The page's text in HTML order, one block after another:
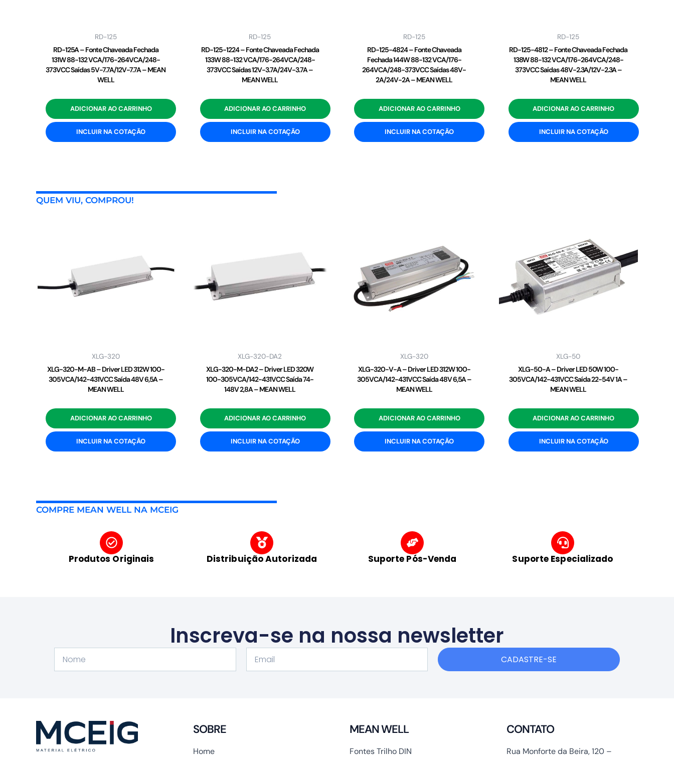
RD-125
RD-125A – Fonte Chaveada Fechada
131W 88-132 VCA/176-264VCA/248-
373VCC Saídas 5V-7.7A/12V-7.7A – MEAN
WELL
ADICIONAR AO CARRINHO
INCLUIR NA COTAÇÃO
RD-125
RD-125-1224 – Fonte Chaveada Fechada
133W 88-132 VCA/176-264VCA/248-
373VCC Saídas 12V-3.7A/24V-3.7A –
MEAN WELL
ADICIONAR AO CARRINHO
INCLUIR NA COTAÇÃO
RD-125
RD-125-4824 – Fonte Chaveada
Fechada 144W 88-132 VCA/176-
264VCA/248-373VCC Saídas 48V-
2A/24V-2A – MEAN WELL
ADICIONAR AO CARRINHO
INCLUIR NA COTAÇÃO
RD-125
RD-125-4812 – Fonte Chaveada Fechada
138W 88-132 VCA/176-264VCA/248-
373VCC Saídas 48V-2.3A/12V-2.3A –
MEAN WELL
ADICIONAR AO CARRINHO
INCLUIR NA COTAÇÃO
QUEM VIU, COMPROU!
XLG-320
XLG-320-M-AB – Driver LED 312W 100-
305VCA/142-431VCC Saída 48V 6,5A –
MEAN WELL
ADICIONAR AO CARRINHO
INCLUIR NA COTAÇÃO
XLG-320-DA2
XLG-320-M-DA2 – Driver LED 320W
100-305VCA/142-431VCC Saída 74-
148V 2,8A – MEAN WELL
ADICIONAR AO CARRINHO
INCLUIR NA COTAÇÃO
XLG-320
XLG-320-V-A – Driver LED 312W 100-
305VCA/142-431VCC Saída 48V 6,5A –
MEAN WELL
ADICIONAR AO CARRINHO
INCLUIR NA COTAÇÃO
XLG-50
XLG-50-A – Driver LED 50W 100-
305VCA/142-431VCC Saída 22-54V 1A –
MEAN WELL
ADICIONAR AO CARRINHO
INCLUIR NA COTAÇÃO
COMPRE MEAN WELL NA MCEIG
Produtos Originais Distribuição Autorizada Suporte Pós-Venda Suporte Especializado
Inscreva-se na nossa newsletter
CADASTRE-SE
SOBRE
Home
MEAN WELL
Fontes Trilho DIN
CONTATO
Rua Monforte da Beira, 120 –